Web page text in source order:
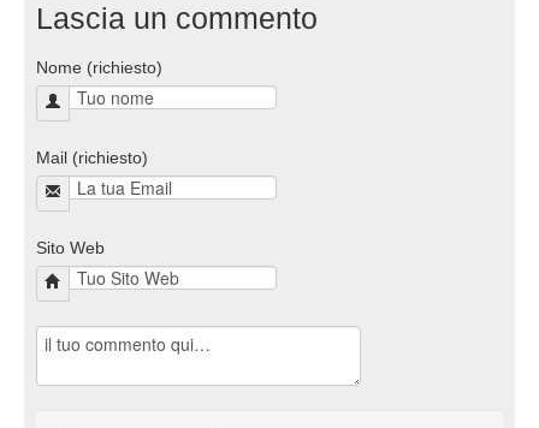
Lascia un commento
Nome (richiesto)
Mail (richiesto)
Sito Web